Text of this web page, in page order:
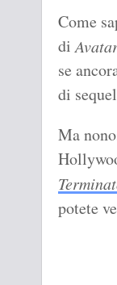
Come
di
se
di
Ma
potete